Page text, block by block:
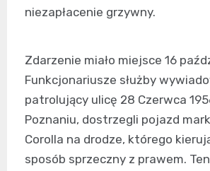
niezapłacenie grzywny.
Zdarzenie miało miejsce 16
Funkcjonariusze służby
patrolujący ulicę 28 Czerwca
Poznaniu, dostrzegli pojazd
Corolla na drodze, którego
sposób sprzeczny z prawem.